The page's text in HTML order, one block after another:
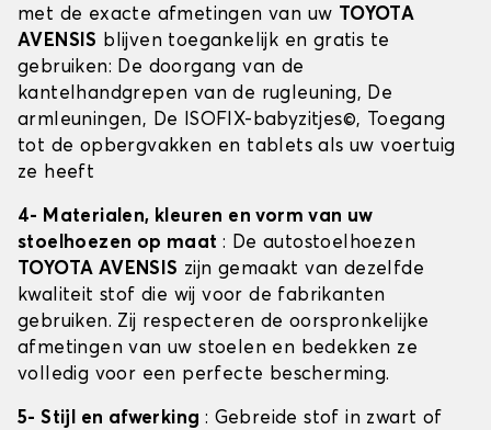
met de exacte afmetingen van uw TOYOTA
AVENSIS blijven toegankelijk en gratis te
gebruiken: De doorgang van de
kantelhandgrepen van de rugleuning, De
armleuningen, De ISOFIX-babyzitjes©, Toegang
tot de opbergvakken en tablets als uw voertuig
ze heeft
4- Materialen, kleuren en vorm van uw
stoelhoezen op maat : De autostoelhoezen
TOYOTA AVENSIS zijn gemaakt van dezelfde
kwaliteit stof die wij voor de fabrikanten
gebruiken. Zij respecteren de oorspronkelijke
afmetingen van uw stoelen en bedekken ze
volledig voor een perfecte bescherming.
5- Stijl en afwerking : Gebreide stof in zwart of